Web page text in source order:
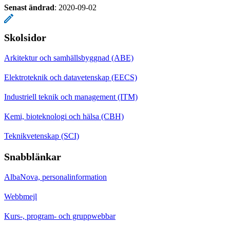
Senast ändrad: 2020-09-02
Skolsidor
Arkitektur och samhällsbyggnad (ABE)
Elektroteknik och datavetenskap (EECS)
Industriell teknik och management (ITM)
Kemi, bioteknologi och hälsa (CBH)
Teknikvetenskap (SCI)
Snabblänkar
AlbaNova, personalinformation
Webbmejl
Kurs-, program- och gruppwebbar